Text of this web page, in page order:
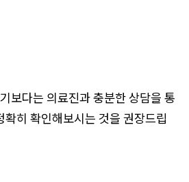
보다는 의료진과 충분한 상담을 통
확히 확인해보시는 것을 권장드립